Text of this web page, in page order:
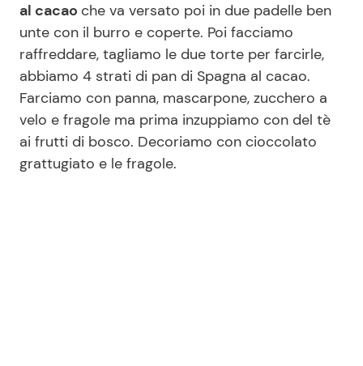
al cacao che va versato poi in due padelle ben
unte con il burro e coperte. Poi facciamo
raffreddare, tagliamo le due torte per farcirle,
abbiamo 4 strati di pan di Spagna al cacao.
Farciamo con panna, mascarpone, zucchero a
velo e fragole ma prima inzuppiamo con del tè
ai frutti di bosco. Decoriamo con cioccolato
grattugiato e le fragole.